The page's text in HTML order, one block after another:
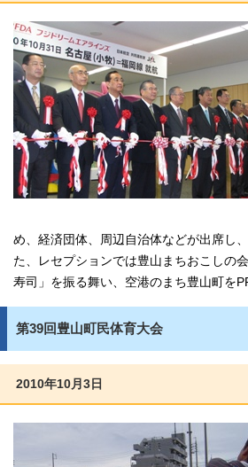
め、経済団体、周辺自治体などが出席し
た、レセプションでは豊山まちおこしの
寿司」を振る舞い、空港のまち豊山町を
第39回豊山町民体育大会
2010年10月3日